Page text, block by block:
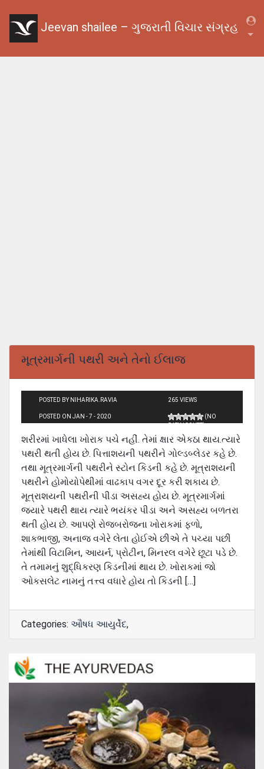
Jeevan shailee – ગુજરાતી વિચાર સંગ્રહ
મૂત્રમાર્ગની પથરી અને તેનો ઈલાજ
POSTED BY NIHARIKA.RAVIA
POSTED ON JAN - 7 - 2020
265 VIEWS
(NO
RATINGS YET)
શરીરમાં ખાધેલા ખોરાક પચે નહીં. તેમાં ક્ષાર એકઠા થાય.ત્યારે
પથરી થતી હોય છે. પિત્તાશયની પથરીને ગોલ્ડબ્લેડર કહે છે.
તથા મૂત્રમાર્ગની પથરીને સ્ટોન કિડની કહે છે. મૂત્રાશયની
પથરીને હોમોયોપેથીમાં વાઢકાપ વગર દૂર કરી શકાય છે.
મૂત્રાશયની પથરીની પીડા અસહ્ય હોય છે. મૂત્રમાર્ગમાં
જયારે પથરી થાય ત્યારે ભયંકર પીડા અને અસહ્ય બળતરા
થતી હોય છે. આપણે રોજબરોજના ખોરાકમાં ફળો,
શાકભાજી, અનાજ વગેરે લેતા હોઈએ છીએ તે પચ્યા પછી
તેમાંથી વિટામિન, આયર્ન, પ્રોટીન, મિનરલ વગેરે છૂટા પડે છે.
તે તમામનું શુદ્ધિકરણ કિડનીમાં થાય છે. ખોરાકમાં જો
ઓકસલેટ નામનું તત્ત્વ વધારે હોય તો કિડની […]
Categories: ઔષધ આયુર્વેદ,